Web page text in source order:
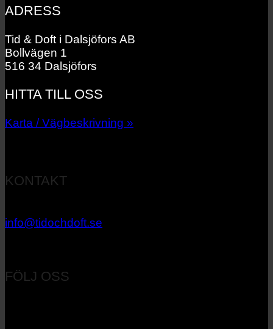
ADRESS
Tid & Doft i Dalsjöfors AB
Bollvägen 1
516 34 Dalsjöfors
HITTA TILL OSS
Karta / Vägbeskrivning »
KONTAKT
info@tidochdoft.se
FÖLJ OSS